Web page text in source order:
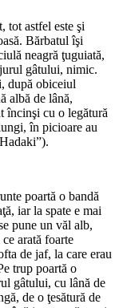
tot astfel este şi
Bărbatul îşi
neagră ţuguiată,
gâtului, nimic.
după obiceiul
albă de lână,
încinşi cu o legătură
în picioare au
poartă o bandă
iar la spate e mai
pune un văl alb,
arată foarte
de jaf, la care erau
trup poartă o
gâtului, cu lână de
de o ţesătură de